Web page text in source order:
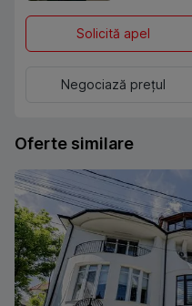
Solicită apel
Negociază prețul
Oferte similare